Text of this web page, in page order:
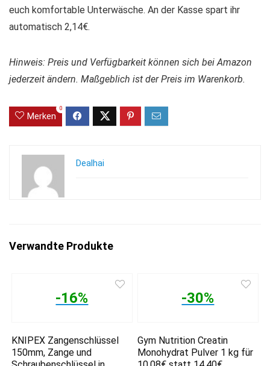
euch komfortable Unterwäsche. An der Kasse spart ihr
automatisch 2,14€.
Hinweis: Preis und Verfügbarkeit können sich bei Amazon
jederzeit ändern. Maßgeblich ist der Preis im Warenkorb.
Merken
0
Dealhai
Verwandte Produkte
-16%
KNIPEX Zangenschlüssel
150mm, Zange und
-30%
Gym Nutrition Creatin
Monohydrat Pulver 1 kg für